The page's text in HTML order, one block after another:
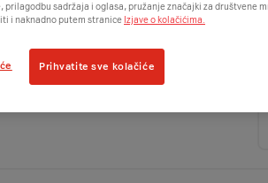
Na vrh
sadržaja i oglasa, pružanje značajki za društvene
i naknadno putem stranice Izjave o kolačićima.
Prihvatite sve kolačiće